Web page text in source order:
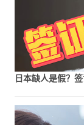
日本缺人是假？签